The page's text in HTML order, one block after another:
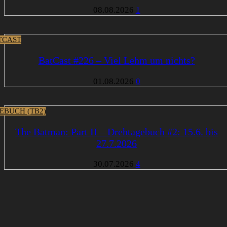
08.08.2026 1
BatCast #226 – Viel Lehm um nichts?
01.08.2026 0
(TB2)
The Batman: Part II – Drehtagebuch #2: 15.6. bis
27.7.2026
30.07.2026 4